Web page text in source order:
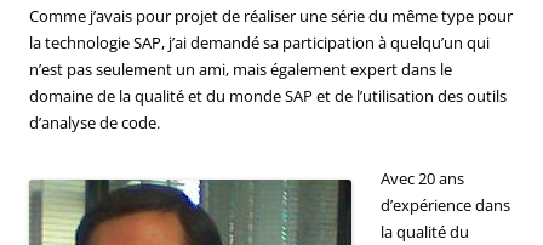
Comme j’avais pour projet de réaliser une série du même type pour
la technologie SAP, j’ai demandé sa participation à quelqu’un qui
n’est pas seulement un ami, mais également expert dans le
domaine de la qualité et du monde SAP et de l’utilisation des outils
d’analyse de code.
Avec 20 ans
d’expérience dans
la qualité du